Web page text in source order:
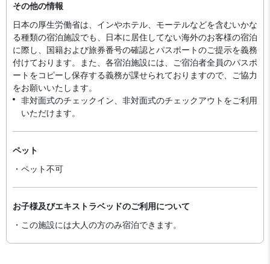
その他の情報
日本の厚生労働省は、インやホテル、モーテルなどを含むいかな
る種類の宿泊施設でも、日本に​居住してない海外のお客様の宿泊
に際し、国籍および旅券番号の確認とパスポートのご提示を義務
付け​ております。また、各宿泊施設には、ご宿泊者全員のパスポ
ートをコピーし保存する義務が課せられておりますの​で、ご協力
をお願いいたします。
非対面式のチェックイン、非対面式のチェックアウトをご利用
いただけます。
ペット
・ペット不可
お子様及びエキストラベッドのご利用について
・この施設には大人の方のみ宿泊できます。